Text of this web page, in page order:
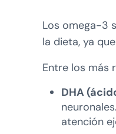
Los omega-3
la dieta, ya
Entre los más
DHA
atención